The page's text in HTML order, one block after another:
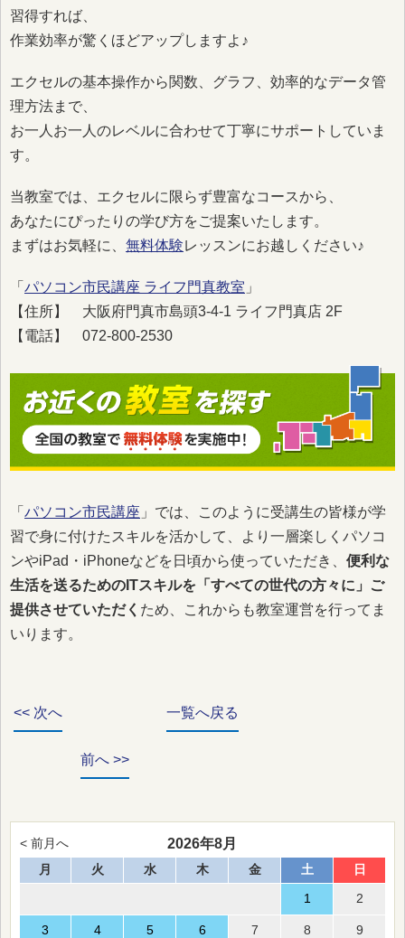
習得すれば、
作業効率が驚くほどアップしますよ♪
エクセルの基本操作から関数、グラフ、効率的なデータ管
理方法まで、
お一人お一人のレベルに合わせて丁寧にサポートしていま
す。
当教室では、エクセルに限らず豊富なコースから、
あなたにぴったりの学び方をご提案いたします。
まずはお気軽に、 無料体験レッスンにお越しください♪
「 パソコン市民講座 ライフ門真教室 」
【住所】 大阪府門真市島頭3-4-1 ライフ門真店 2F
【電話】 072-800-2530
「 パソコン市民講座 」では、このように受講生の皆様が学
習で身に付けたスキルを活かして、より一層楽しくパソコ
ンやiPad・iPhoneなどを日頃から使っていただき、 便利な
生活を送るためのITスキルを「すべての世代の方々に」ご
提供させていただく ため、これからも教室運営を行ってま
いります。
<< 次へ 一覧へ戻る
前へ >>
< 前月へ 2026年8月
月 火 水 木 金 土 日
1 2
3 4 5 6 7 8 9